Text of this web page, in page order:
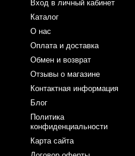
Вход в личный кабинет
Каталог
О нас
Оплата и доставка
Обмен и возврат
Отзывы о магазине
Контактная информация
Блог
Политика
конфиденциальности
Карта сайта